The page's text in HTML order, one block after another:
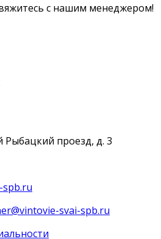
с нашим менеджером!
Рыбацкий проезд, д. 3
spb.ru
svai-spb.ru